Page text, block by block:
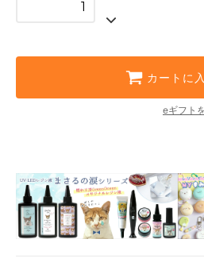
カートに
eギフト